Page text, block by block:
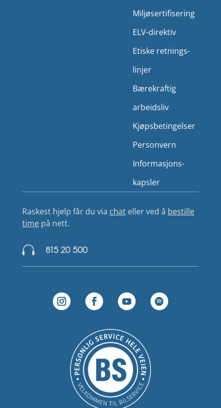
Miljø­sertifisering
ELV-direktiv
Etiske retnings­
linjer
Bærekraftig
arbeidsliv
Kjøps­betingelser
Person­vern
Informasjons­
kapsler
Raskest hjelp får du via chateller ved å bestille
timepå nett.
 815 20 500